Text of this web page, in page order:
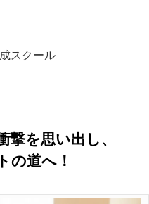
スクール
撃を思い出し、
の道へ！